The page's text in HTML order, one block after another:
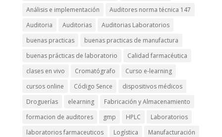
Análisis e implementación
Auditores norma técnica 147
Auditoria
Auditorias
Auditorias Laboratorios
buenas practicas
buenas practicas de manufactura
buenas prácticas de laboratorio
Calidad farmacéutica
clases en vivo
Cromatógrafo
Curso e-learning
cursos online
Código Sence
dispositivos médicos
Droguerías
elearning
Fabricación y Almacenamiento
formacion de auditores
gmp HPLC
Laboratorios
laboratorios farmaceuticos
Logística
Manufacturación